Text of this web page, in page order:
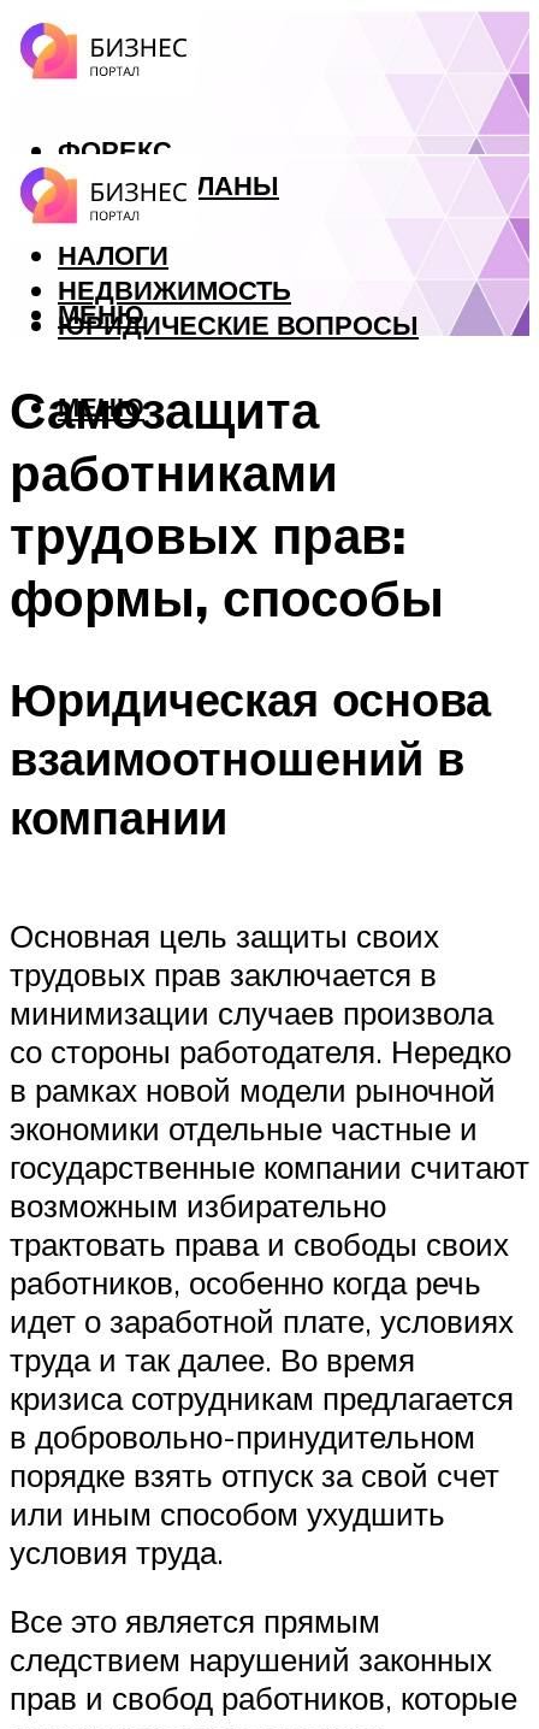
ФОРЕКС
БИЗНЕС ПЛАНЫ
КРЕДИТЫ
НАЛОГИ
НЕДВИЖИМОСТЬ
ЮРИДИЧЕСКИЕ ВОПРОСЫ
МЕНЮ
МЕНЮ
Самозащита
работниками
трудовых прав:
формы, способы
Юридическая основа
взаимоотношений в
компании
Основная цель защиты своих
трудовых прав заключается в
минимизации случаев произвола
со стороны работодателя. Нередко
в рамках новой модели рыночной
экономики отдельные частные и
государственные компании считают
возможным избирательно
трактовать права и свободы своих
работников, особенно когда речь
идет о заработной плате, условиях
труда и так далее. Во время
кризиса сотрудникам предлагается
в добровольно-принудительном
порядке взять отпуск за свой счет
или иным способом ухудшить
условия труда.
Все это является прямым
следствием нарушений законных
прав и свобод работников, которые